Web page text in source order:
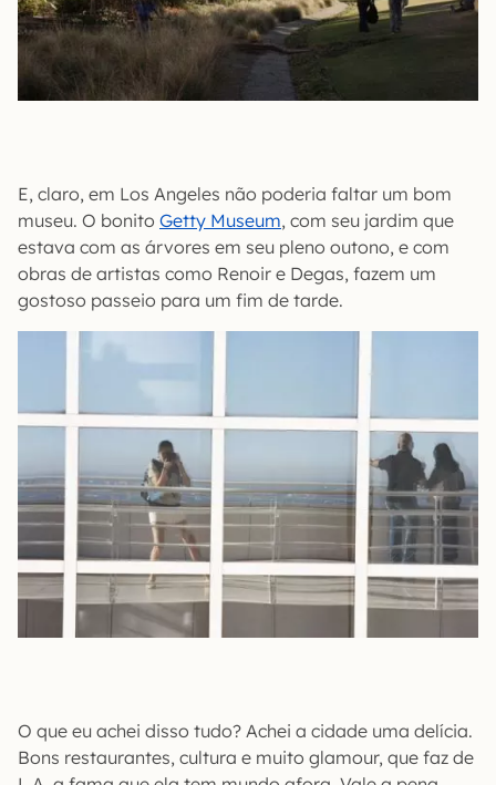
E, claro, em Los Angeles não poderia faltar um bom
museu. O bonito Getty Museum, com seu jardim que
estava com as árvores em seu pleno outono, e com
obras de artistas como Renoir e Degas, fazem um
gostoso passeio para um fim de tarde.
O que eu achei disso tudo? Achei a cidade uma delícia.
Bons restaurantes, cultura e muito glamour, que faz de